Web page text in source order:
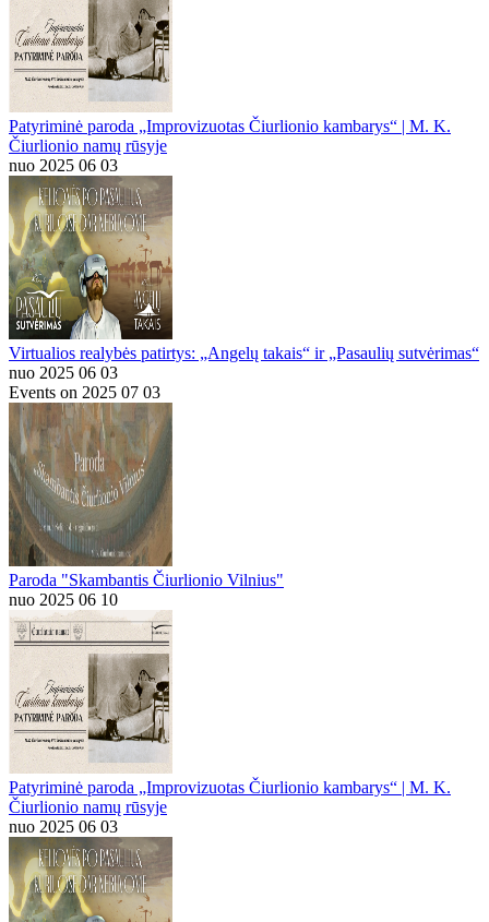
Patyriminė paroda „Improvizuotas Čiurlionio kambarys“ | M. K.
Čiurlionio namų rūsyje
nuo 2025 06 03
Virtualios realybės patirtys: „Angelų takais“ ir „Pasaulių sutvėrimas“
nuo 2025 06 03
Events on 2025 07 03
Paroda "Skambantis Čiurlionio Vilnius"
nuo 2025 06 10
Patyriminė paroda „Improvizuotas Čiurlionio kambarys“ | M. K.
Čiurlionio namų rūsyje
nuo 2025 06 03